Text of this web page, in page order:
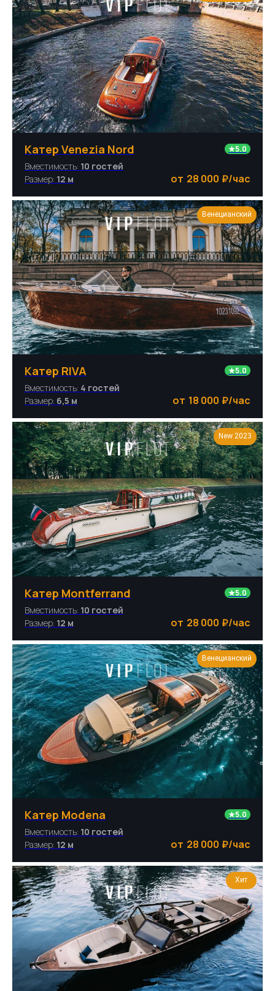
Катер Venezia Nord ★5.0
Вместимость: 10 гостей
Размер: 12 м 28 000 ₽/час
Венецианский
Катер RIVA ★5.0
Вместимость: 4 гостей
Размер: 6,5 м 18 000 ₽/час
New 2023
Катер Montferrand ★5.0
Вместимость: 10 гостей
Размер: 12 м 28 000 ₽/час
Венецианский
Катер Modena ★5.0
Вместимость: 10 гостей
Размер: 12 м 28 000 ₽/час
Хит